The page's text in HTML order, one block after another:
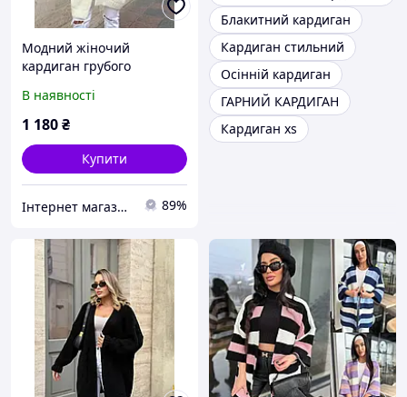
Модний жіночий
кардиган грубого
р.42-60
В наявності
1 180₴
Купити
Iнтернет магазин "Bella" 89%
Блакитний кардиган
Кардиган стильний
Осінній кардиган
ГАРНИЙ КАРДИГАН
Кардиган xs